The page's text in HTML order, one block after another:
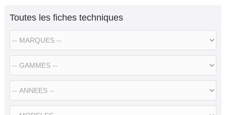
Toutes les fiches techniques